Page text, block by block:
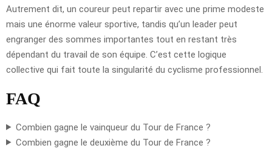
Autrement dit, un coureur peut repartir avec une prime modeste
mais une énorme valeur sportive, tandis qu’un leader peut
engranger des sommes importantes tout en restant très
dépendant du travail de son équipe. C’est cette logique
collective qui fait toute la singularité du cyclisme professionnel.
FAQ
Combien gagne le vainqueur du Tour de France ?
Combien gagne le deuxième du Tour de France ?